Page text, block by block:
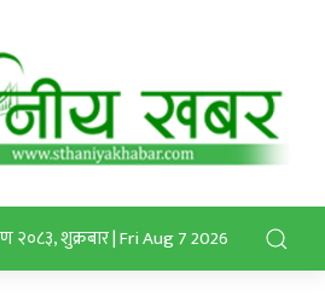
२०८३, शुक्रबार | Fri Aug 7 2026